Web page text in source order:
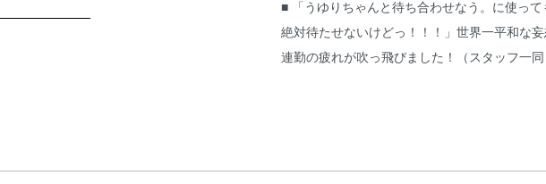
■ 「うゆりちゃんと待ち合わせなう。に使っ
絶対待たせないけどっ！！！」世界一平和な
連勤の疲れが吹っ飛びました！（スタッフ一同